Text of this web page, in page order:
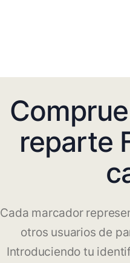
reparte
Cada marcador
otros usuarios de
Introduciendo tu